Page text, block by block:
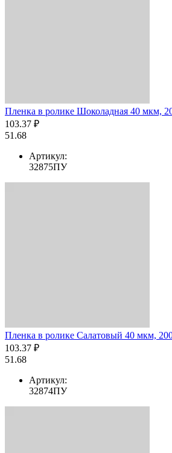
Пленка в ролике Шоколадная 40 мкм,
103.37 ₽
51.68
Артикул:
32875ПУ
Пленка в ролике Салатовый 40 мкм,
103.37 ₽
51.68
Артикул:
32874ПУ